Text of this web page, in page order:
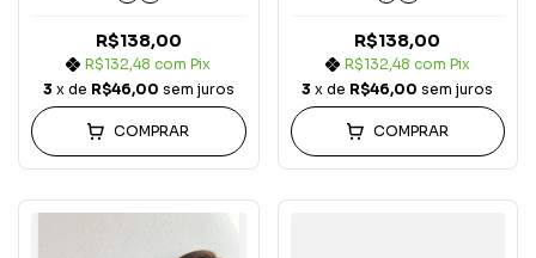
R$138,00
R$132,48com Pix
3 x de R$46,00 sem juros
COMPRAR
R$138,00
R$132,48 com Pix
3 x de R$46,00 sem juros
COMPRAR